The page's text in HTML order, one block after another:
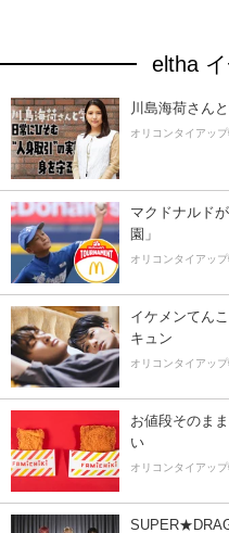
eltha
川島海荷さん
オリコンタイアッ
マクドナルド
園」
オリコンタイアッ
イケメンてん
キュン
オリコンタイアッ
お値段そのま
い
オリコンタイアッ